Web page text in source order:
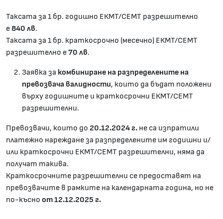
Таксата за 1 бр. годишно ЕКМТ/СЕМТ разрешително
е840 лв.
Таксата за 1 бр. краткосрочно (месечно) ЕКМТ/СЕМТ
разрешително е70 лв.
Заявка за комбиниране на разпределените на
превозвача валидности, които да бъдат положени
върху годишните и краткосрочни ЕКМТ/СЕМТ
разрешителни.
Превозвачи, които до 20.12.2024 г. не са изпратили
платежно нареждане за разпределените им годишни и/
или краткосрочни ЕКМТ/СЕМТ разрешителни, няма да
получат такива.
Краткосрочните разрешителни се предоставят на
превозвачите в рамките на календарната година, но не
по-късно от 12.12.2025 г.